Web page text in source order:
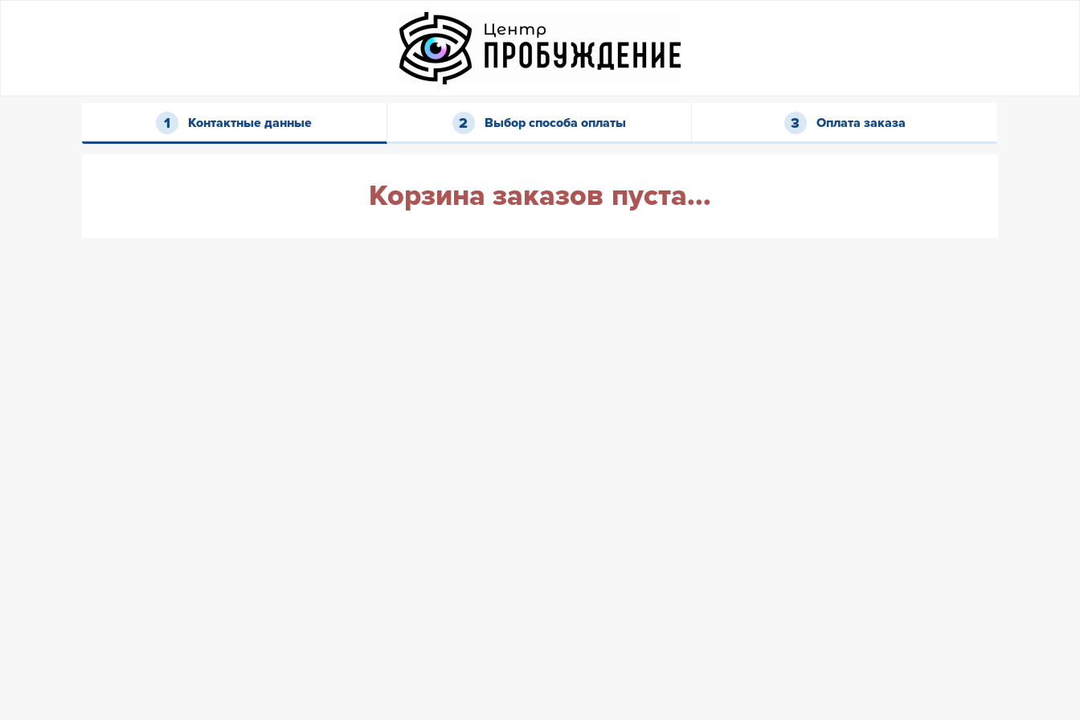
Контактные данные Выбор способа оплаты Оплата заказа
Корзина заказов пуста...